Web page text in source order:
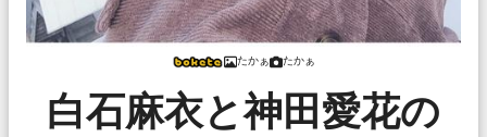
たかぁ たかぁ
白石麻衣と神田愛花の